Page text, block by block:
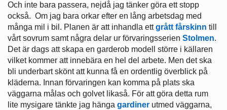
Och inte bara passera, nejdå jag tänker göra ett stopp
också. Om jag bara orkar efter en lång arbetsdag med
många mil i bil. Planen är att inhandla ettgrått fårskinn till
vårt sovrum samt några delar ur förvaringsserien Stolmen.
Det är dags att skapa en garderob modell större i källaren
vilket kommer att innebära en hel del arbete. Men det ska
bli underbart skönt att kunna få en ordentlig överblick på
kläderna. Innan förvaringen kan komma på plats ska
väggarna målas och golvet likaså. För att göra detta rum
lite mysigare tänkte jag hänga gardiner utmed väggarna,